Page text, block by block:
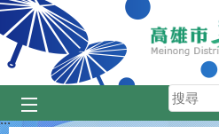
跳到主要內容區塊
:::